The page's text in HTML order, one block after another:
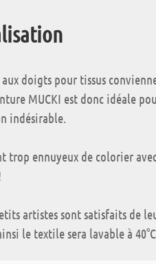
doigts pour tissus
MUCKI est donc idéale
indésirable.
trop ennuyeux de colorier
artistes sont satisfaits de
le textile sera lavable à